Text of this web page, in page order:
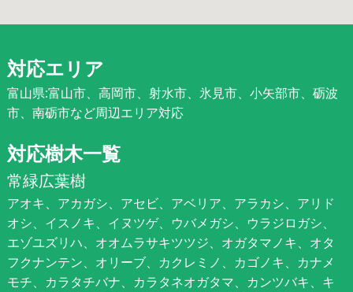
対応エリア
富山県:富山市、高岡市、射水市、氷見市、小矢部市、砺波
市、南砺市など周辺エリア対応
対応樹木一覧
常緑広葉樹
アオキ、アカガシ、アセビ、アベリア、アラカシ、アリド
オシ、イスノキ、イヌツゲ、ウバメガシ、ウラジロガシ、
エゾユズリハ、オオムラサキツツジ、オガタマノキ、オタ
フクナンテン、オリーブ、カクレミノ、カゴノキ、カナメ
モチ、カラタチバナ、カラタネオガタマ、カンツバキ、キ